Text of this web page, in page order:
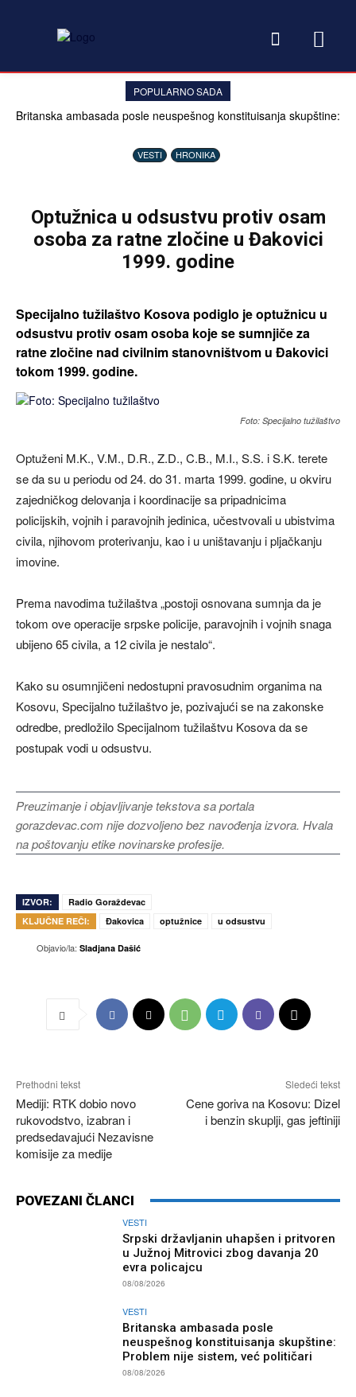
POPULARNO SADA
Britanska ambasada posle neuspešnog konstituisanja skupštine:
VESTI HRONIKA
Optužnica u odsustvu protiv osam
osoba za ratne zločine u Đakovici
1999. godine
Specijalno tužilaštvo Kosova podiglo je optužnicu u
odsustvu protiv osam osoba koje se sumnjiče za
ratne zločine nad civilnim stanovništvom u Đakovici
tokom 1999. godine.
Foto: Specijalno tužilaštvo
Optuženi M.K., V.M., D.R., Z.D., C.B., M.I., S.S. i S.K. terete
se da su u periodu od 24. do 31. marta 1999. godine, u okviru
zajedničkog delovanja i koordinacije sa pripadnicima
policijskih, vojnih i paravojnih jedinica, učestvovali u ubistvima
civila, njihovom proterivanju, kao i u uništavanju i pljačkanju
imovine.
Prema navodima tužilaštva „postoji osnovana sumnja da je
tokom ove operacije srpske policije, paravojnih i vojnih snaga
ubijeno 65 civila, a 12 civila je nestalo“.
Kako su osumnjičeni nedostupni pravosudnim organima na
Kosovu, Specijalno tužilaštvo je, pozivajući se na zakonske
odredbe, predložiloSpecijalnom tužilaštvu Kosovada se
postupak vodi u odsustvu.
Preuzimanje i objavljivanje tekstova sa portala
gorazdevac.com nije dozvoljeno bez navođenja izvora. Hvala
na poštovanju etike novinarske profesije.
IZVOR:
Radio Goraždevac
KLJUČNE REČI:
Đakovica optužnice u odsustvu
Objavio/la: Sladjana Dašić
Prethodni tekst
Mediji: RTK dobio novo
rukovodstvo, izabran i
predsedavajući Nezavisne
komisije za medije
Sledeći tekst
Cene goriva na Kosovu: Dizel
i benzin skuplji, gas jeftiniji
POVEZANI ČLANCI
VESTI
Srpski državljanin uhapšen i pritvoren
u Južnoj Mitrovici zbog davanja 20
evra policajcu
08/08/2026
VESTI
Britanska ambasada posle
neuspešnog konstituisanja skupštine:
Problem nije sistem, već političari
08/08/2026